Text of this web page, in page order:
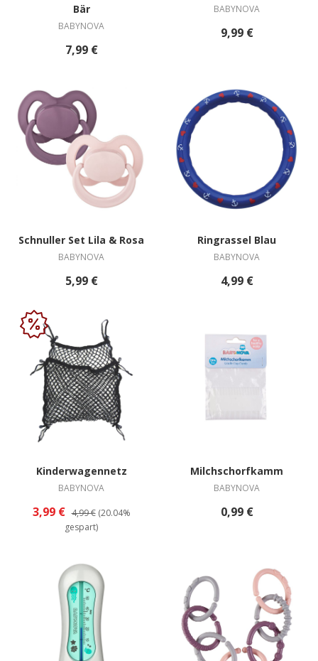
Bär
BABYNOVA
7,99 €
BABYNOVA
9,99 €
Schnuller Set Lila & Rosa
BABYNOVA
5,99 €
Ringrassel Blau
BABYNOVA
4,99 €
Kinderwagennetz
BABYNOVA
3,99 € 4,99 € (20.04%
gespart)
Milchschorfkamm
BABYNOVA
0,99 €